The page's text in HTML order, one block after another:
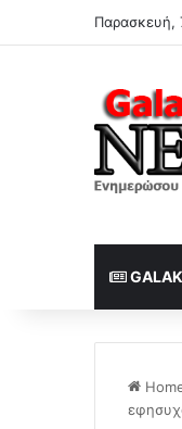
Παρασκευή,